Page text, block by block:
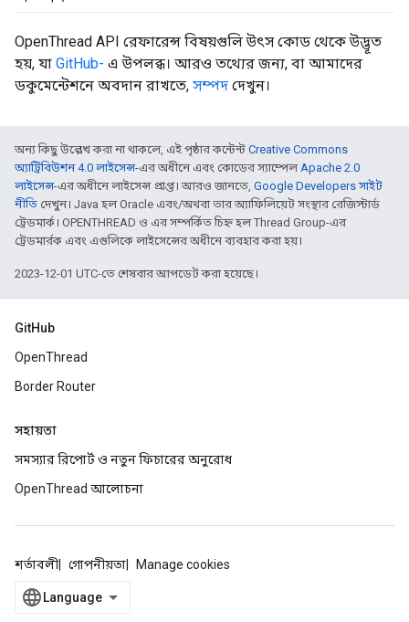
OpenThread API রেফারেন্স বিষয়গুলি উৎস কোড থেকে উদ্ভূত
হয়, যা GitHub- এ উপলব্ধ। আরও তথ্যের জন্য, বা আমাদের
ডকুমেন্টেশনে অবদান রাখতে, সম্পদ দেখুন।
অন্য কিছু উল্লেখ করা না থাকলে, এই পৃষ্ঠার কন্টেন্ট Creative Commons
অ্যাট্রিবিউশন 4.0 লাইসেন্স-এর অধীনে এবং কোডের স্যাম্পেলApache 2.0
লাইসেন্স-এর অধীনে লাইসেন্স প্রাপ্ত। আরও জানতে, Google Developers সাইট
নীতি দেখুন। Java হল Oracle এবং/অথবা তার অ্যাফিলিয়েট সংস্থার রেজিস্টার্ড
ট্রেডমার্ক। OPENTHREAD ও এর সম্পর্কিত চিহ্ন হল Thread Group-এর
ট্রেডমার্রক এবং এগুলিকে লাইসেন্সের অধীনে ব্যবহার করা হয়।
2023-12-01 UTC-তে শেষবার আপডেট করা হয়েছে।
GitHub
OpenThread
Border Router
সহায়তা
সমস্যার রিপোর্ট ও নতুন ফিচারের অনুরোধ
OpenThread আলোচনা
শর্তাবলী গোপনীয়তা Manage cookies